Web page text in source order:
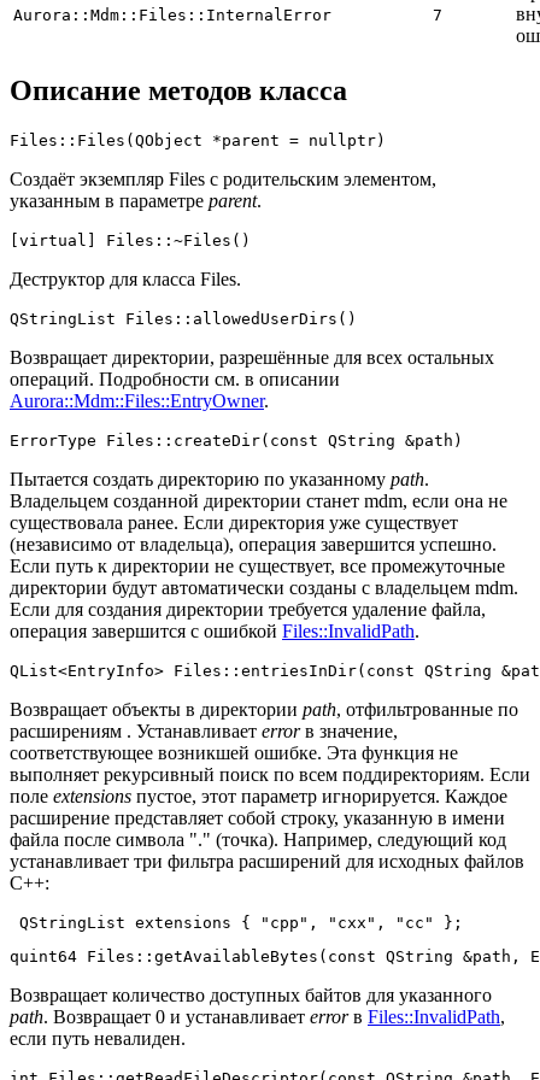
Aurora::Mdm::Files::InternalError 7
Описание методов класса
Files:: Files (QObject *parent = nullptr
Создаёт экземпляр Files с родительским элементом,
указанным в параметре parent.
[virtual ] Files::~Files
Деструктор для класса Files.
QStringList Files::allowedUserDirs ()
Возвращает директории, разрешённые для всех остальных
операций. Подробности см. в описании
Aurora::Mdm::Files::EntryOwner.
ErrorType Files::createDir( const QString &path)
Пытается создать директорию по указанному path.
Владельцем созданной директории станет mdm, если она не
существовала ранее. Если директория уже существует
(независимо от владельца), операция завершится успешно.
Если путь к директории не существует, все промежуточные
директории будут автоматически созданы с владельцем mdm.
Если для создания директории требуется удаление файла,
операция завершится с ошибкой Files::InvalidPath.
QList<EntryInfo> Files::entriesInDir( const QString
Возвращает объекты в директории path, отфильтрованные по
расширениям . Устанавливает errorв значение,
соответствующее возникшей ошибке. Эта функция не
выполняет рекурсивный поиск по всем поддиректориям. Если
поле extensions пустое, этот параметр игнорируется. Каждое
расширение представляет собой строку, указанную в имени
файла после символа "." (точка). Например, следующий код
устанавливает три фильтра расширений для исходных файлов
C++:
QStringList extensions { "cpp" , "cxx" , "cc"
quint64 Files::getAvailableBytes ( const QString &path,
Возвращает количество доступных байтов для указанного
path. Возвращает 0 и устанавливает errorв Files::InvalidPath,
если путь невалиден.